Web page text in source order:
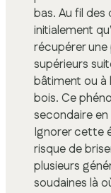
bas. Au fil des
initialement
récupérer
supérieurs
bâtiment ou à
bois. Ce
secondaire
Ignorer cette
risque de
plusieurs
soudaines là